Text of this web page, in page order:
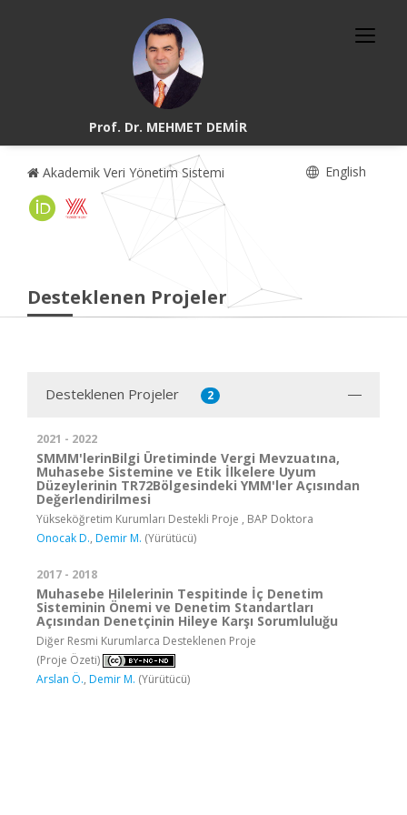
Prof. Dr. MEHMET DEMİR
Akademik Veri Yönetim Sistemi English
Desteklenen Projeler
Desteklenen Projeler 2
2021 - 2022
SMMM'lerinBilgi Üretiminde Vergi Mevzuatına,
Muhasebe Sistemine ve Etik İlkelere Uyum
Düzeylerinin TR72Bölgesindeki YMM'ler Açısından
Değerlendirilmesi
Yükseköğretim Kurumları Destekli Proje , BAP Doktora
Onocak D., Demir M. (Yürütücü)
2017 - 2018
Muhasebe Hilelerinin Tespitinde İç Denetim
Sisteminin Önemi ve Denetim Standartları
Açısından Denetçinin Hileye Karşı Sorumluluğu
Diğer Resmi Kurumlarca Desteklenen Proje
(Proje Özeti)
Arslan Ö., Demir M. (Yürütücü)